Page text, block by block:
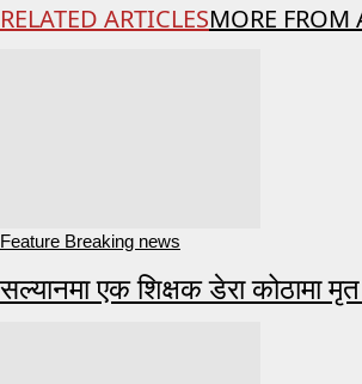
RELATED ARTICLESMORE FROM
Feature Breaking news
सल्यानमा एक शिक्षक डेरा कोठामा